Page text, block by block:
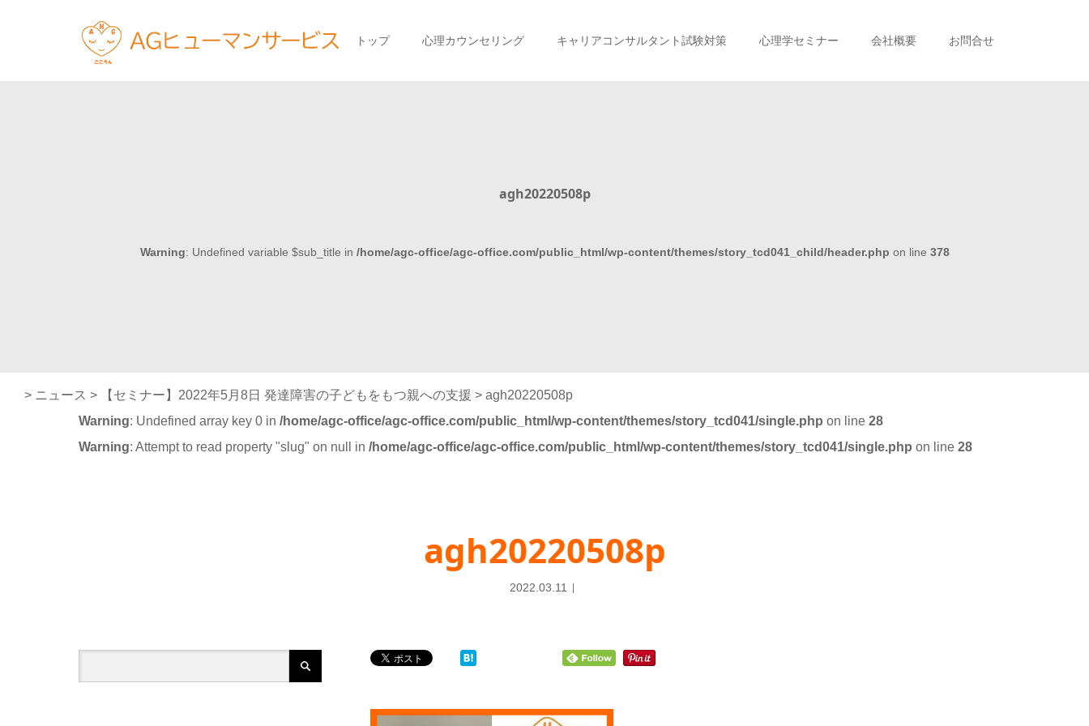
トップ 心理カウンセリング キャリアコンサルタント試験対策 心理学セミナー 会社概要 お問合せ
agh20220508p
Warning: Undefined variable $sub_title in /home/agc-office/agc-office.com/public_html/wp-content/themes/story_tcd041_child/header.php on line 378
> ニュース > 【セミナー】2022年5月8日 発達障害の子どもをもつ親への支援 > agh20220508p
Warning: Undefined array key 0 in /home/agc-office/agc-office.com/public_html/wp-content/themes/story_tcd041/single.php on line 28
Warning: Attempt to read property "slug" on null in /home/agc-office/agc-office.com/public_html/wp-content/themes/story_tcd041/single.php on line 28
agh20220508p
2022.03.11